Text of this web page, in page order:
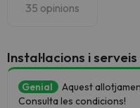
35 opinions
Instal·lacions i
Genial Aquest
Consulta les condicions!